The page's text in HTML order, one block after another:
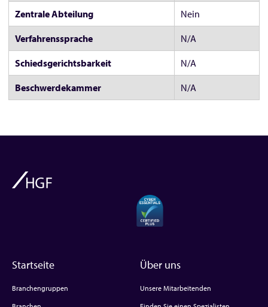
Zentrale Abteilung Nein
Verfahrenssprache N/A
Schiedsgerichtsbarkeit N/A
Beschwerdekammer N/A
Startseite
Branchengruppen
Über uns
Unsere Mitarbeitenden